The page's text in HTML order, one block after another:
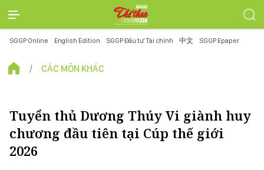
SGGP Online English Edition SGGP Đầu tư Tài chính 中文 SGGP Epaper
CÁC MÔN KHÁC
Tuyển thủ Dương Thúy Vi giành huy
chương đầu tiên tại Cúp thế giới
2026